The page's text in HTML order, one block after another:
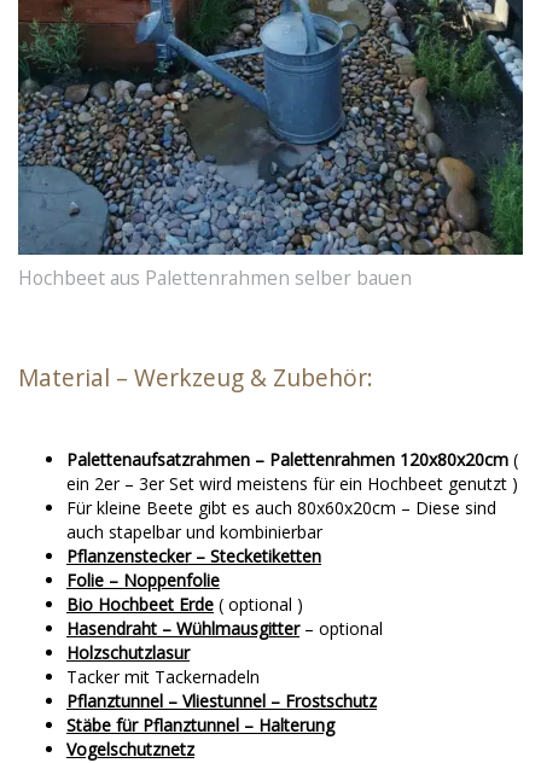
Hochbeet aus Palettenrahmen selber bauen
Material – Werkzeug & Zubehör:
Palettenaufsatzrahmen – Palettenrahmen 120x80x20cm (
ein 2er – 3er Set wird meistens für ein Hochbeet genutzt )
Für kleine Beete gibt es auch 80x60x20cm – Diese sind
auch stapelbar und kombinierbar
Pflanzenstecker – Stecketiketten
Folie – Noppenfolie
Bio Hochbeet Erde ( optional )
Hasendraht – Wühlmausgitter– optional
Holzschutzlasur
Tacker mit Tackernadeln
Pflanztunnel – Vliestunnel – Frostschutz
Stäbe für Pflanztunnel – Halterung
Vogelschutznetz